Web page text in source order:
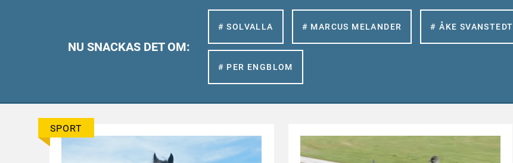
NU SNACKAS DET OM:
# SOLVALLA # MARCUS MELANDER # ÅKE SVANSTEDT
# PER ENGBLOM
SPORT